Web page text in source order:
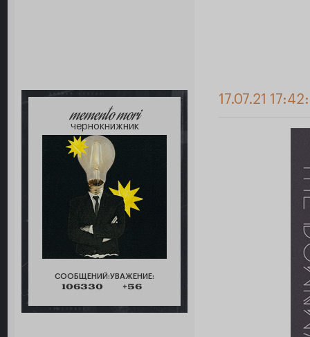
memento mori
чернокнижник
СООБЩЕНИЙ:
106330
УВАЖЕНИЕ:
+56
17.07.21